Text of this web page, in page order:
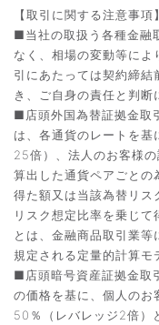
【取引に関する注意事項】
■当社の取扱う各種金融
なく、相場の変動等によ
引にあたっては契約締
き、ご自身の責任と判断
■店頭外国為替証拠金取
は、各通貨のレートを
25倍）、法人のお客様
算出した通貨ペアごとの
得た額又は当該為替リス
リスク想定比率を乗じ
とは、金融商品取引業等
規定される定量的計算モ
■店頭暗号資産証拠金取
の価格を基に、個人のお
50％（レバレッジ2倍）